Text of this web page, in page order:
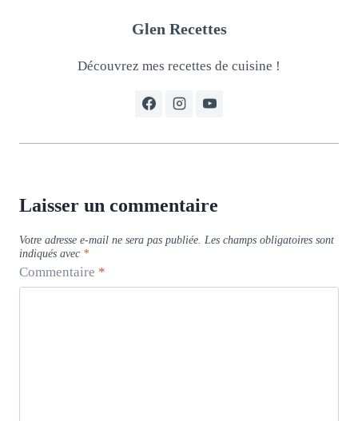
Glen Recettes
Découvrez mes recettes de cuisine !
Laisser un commentaire
Votre adresse e-mail ne sera pas publiée. Les champs obligatoires sont
indiqués avec *
Commentaire *